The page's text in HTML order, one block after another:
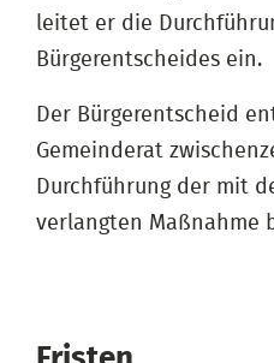
leitet er die
Bürgerentscheides ein.
Der Bürgerentscheid
Gemeinderat
Durchführung der mit
verlangten Maßnahme